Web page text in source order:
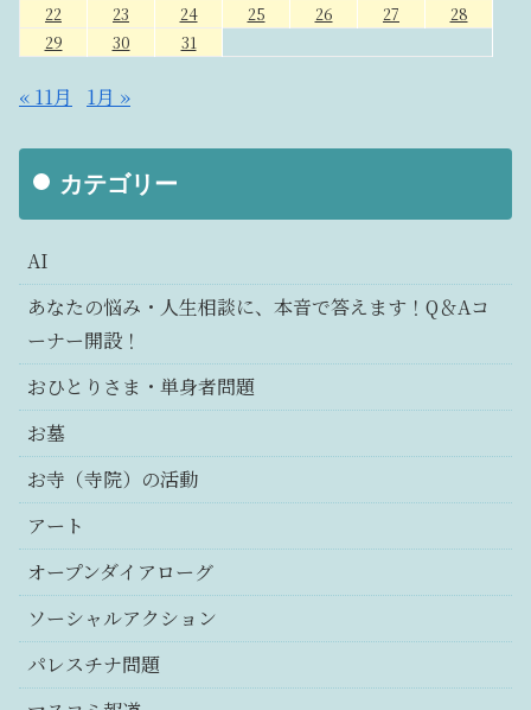
22
23 24 25 26 27
28
29
30 31
« 11月 1月 »
カテゴリー
AI
あなたの悩み・人生相談に、本音で答えます！Q＆Aコ
ーナー開設！
おひとりさま・単身者問題
お墓
お寺（寺院）の活動
アート
オープンダイアローグ
ソーシャルアクション
パレスチナ問題